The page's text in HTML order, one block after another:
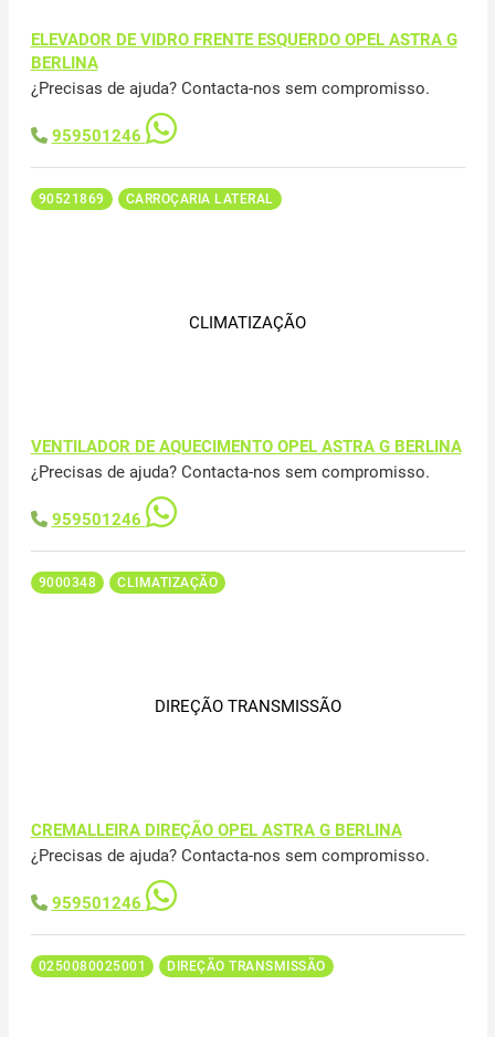
ELEVADOR DE VIDRO FRENTE ESQUERDO OPEL ASTRA G
BERLINA
¿Precisas de ajuda? Contacta-nos sem compromisso.
959501246
90521869 CARROÇARIA LATERAL
CLIMATIZAÇÃO
VENTILADOR DE AQUECIMENTO OPEL ASTRA G BERLINA
¿Precisas de ajuda? Contacta-nos sem compromisso.
959501246
9000348 CLIMATIZAÇÃO
DIREÇÃO TRANSMISSÃO
CREMALLEIRA DIREÇÃO OPEL ASTRA G BERLINA
¿Precisas de ajuda? Contacta-nos sem compromisso.
959501246
0250080025001 DIREÇÃO TRANSMISSÃO